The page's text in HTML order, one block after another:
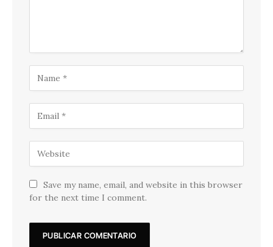
Save my name, email, and website in this browser
for the next time I comment.